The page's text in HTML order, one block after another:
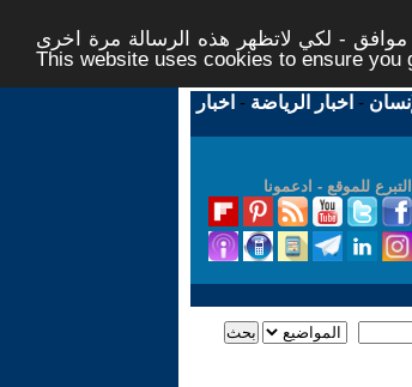
- لكي لاتظهر هذه الرسالة مرة اخرى -
This website uses cookies to ensure you
- اخبار الرياضة - اخبار
التبرع للموقع - ادعمونا